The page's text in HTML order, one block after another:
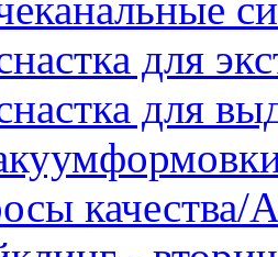
для
для
качества/